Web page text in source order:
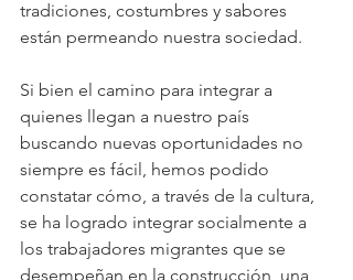
tradiciones, costumbres y sabores
están permeando nuestra sociedad.
Si bien el camino para integrar a
quienes llegan a nuestro país
buscando nuevas oportunidades no
siempre es fácil, hemos podido
constatar cómo, a través de la cultura,
se ha logrado integrar socialmente a
los trabajadores migrantes que se
desempeñan en la construcción, una